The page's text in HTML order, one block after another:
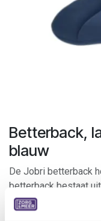
Betterback,
blauw
De Jobri betterback
betterback bestaat
met zachte,
licht, handig en